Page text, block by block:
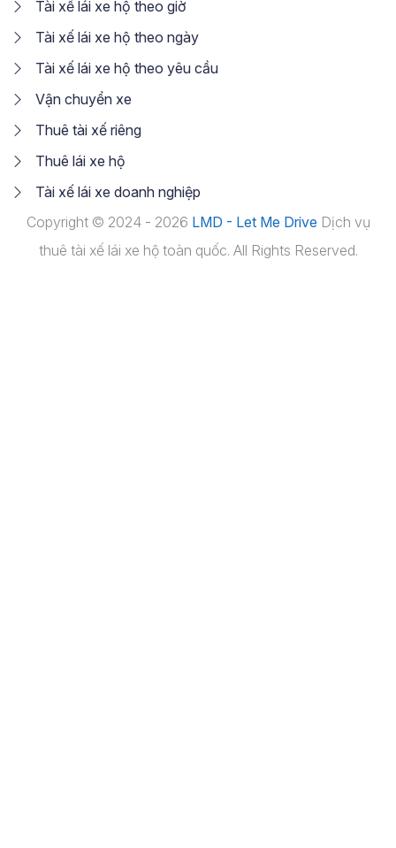
Tài xế lái xe hộ theo giờ
Tài xế lái xe hộ theo ngày
Tài xế lái xe hộ theo yêu cầu
Vận chuyển xe
Thuê tài xế riêng
Thuê lái xe hộ
Tài xế lái xe doanh nghiệp
Copyright © 2024 - 2026 LMD - Let Me Drive Dịch vụ
thuê tài xế lái xe hộ toàn quốc. All Rights Reserved.